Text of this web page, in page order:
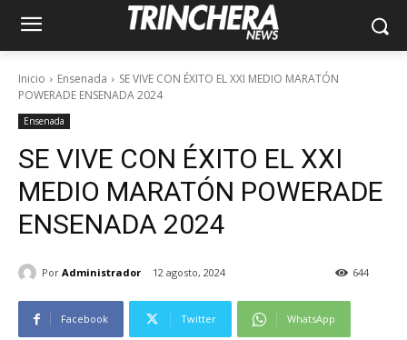
Inicio Ensenada
SE VIVE CON ÉXITO EL XXI MEDIO MARATÓN
POWERADE ENSENADA 2024
Ensenada
SE VIVE CON ÉXITO EL XXI
MEDIO MARATÓN POWERADE
ENSENADA 2024
Por Administrador 12 agosto, 2024 644
Facebook Twitter WhatsApp